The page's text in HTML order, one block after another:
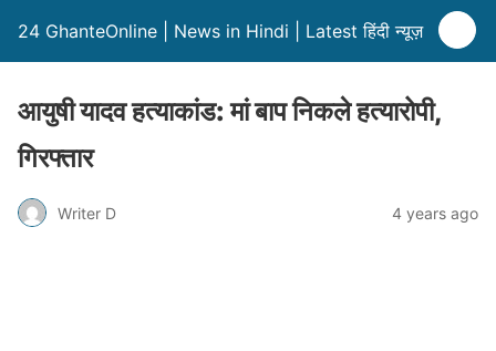
24 GhanteOnline | News in Hindi | Latest हिंदी न्यूज़
आयुषी यादव हत्याकांड: मां बाप निकले हत्यारोपी,
गिरफ्तार
Writer D 4 years ago